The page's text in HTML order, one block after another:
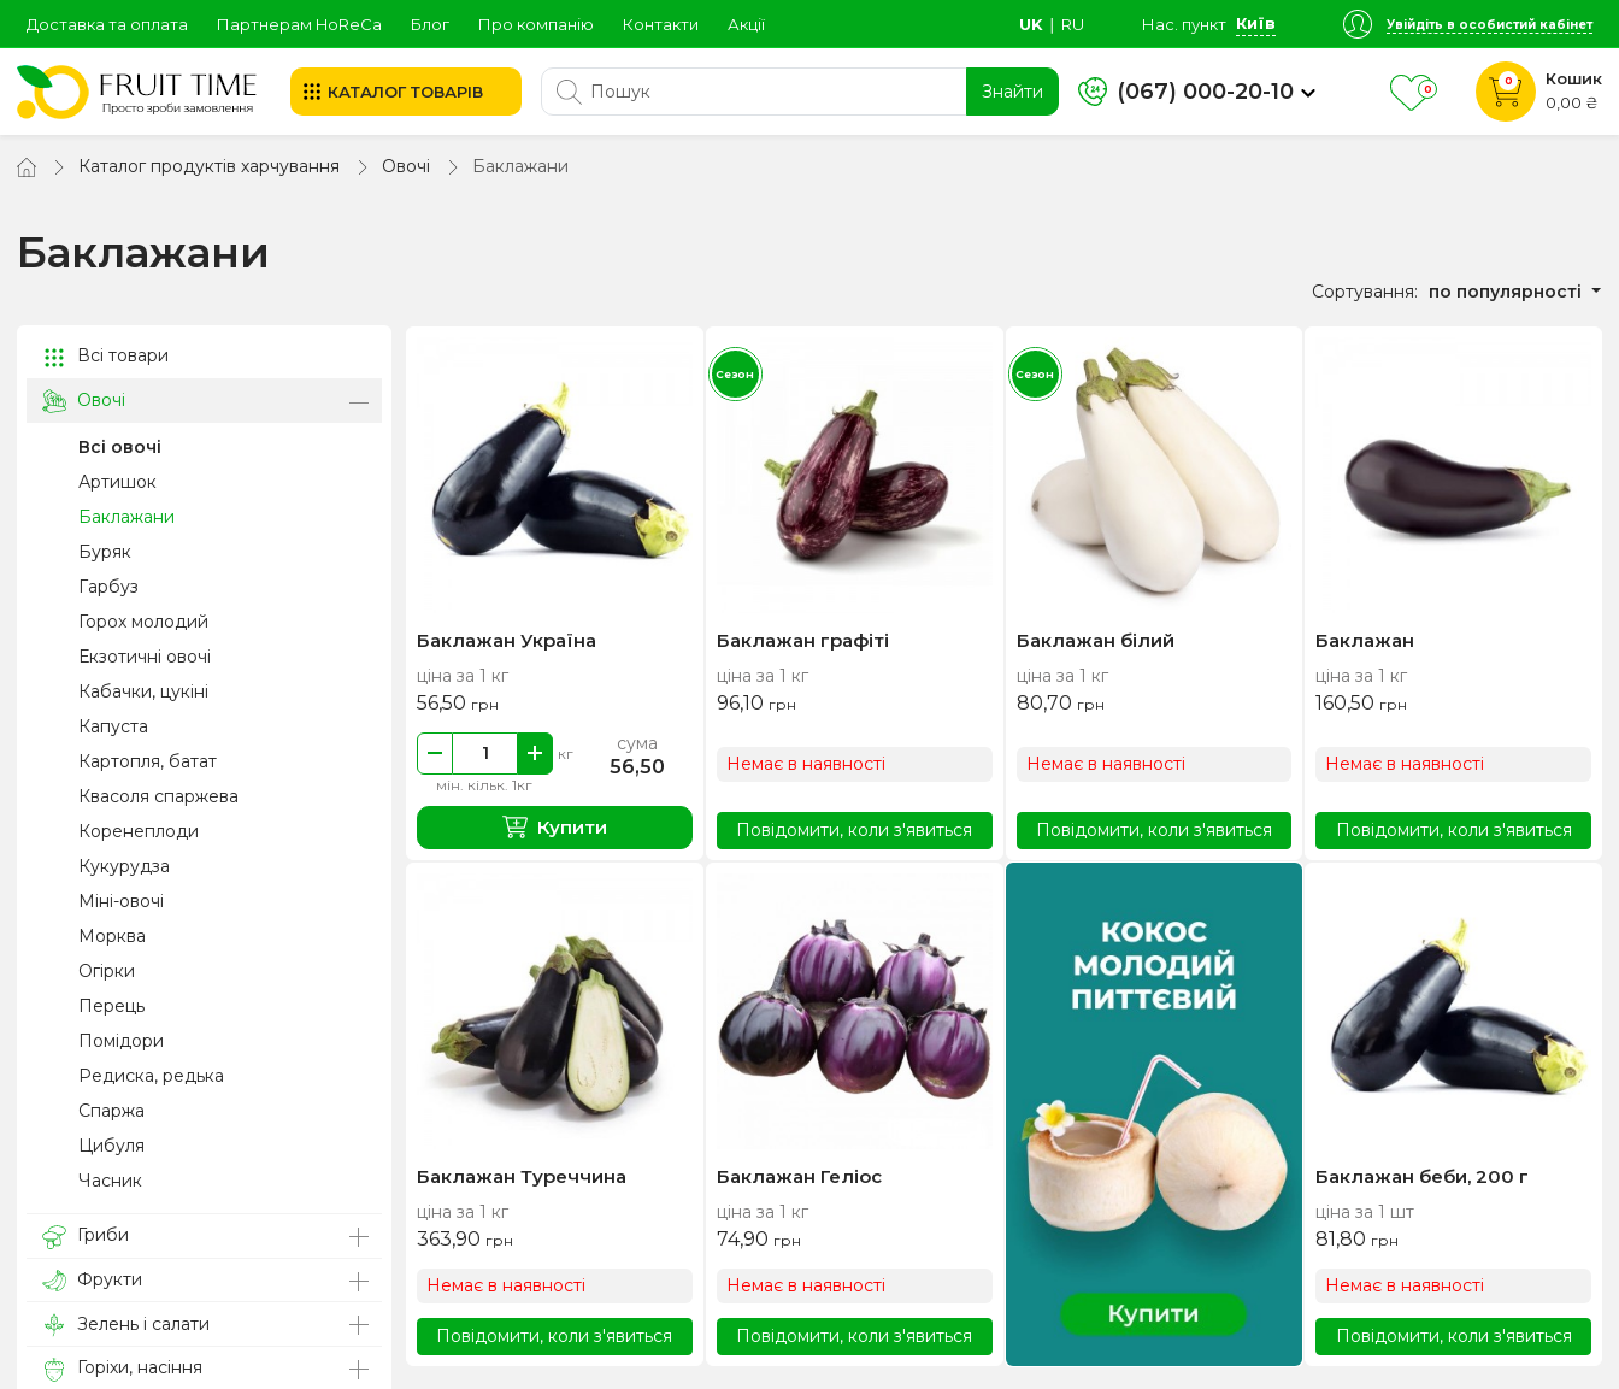
Доставка та оплата Партнерам HoReCa Блог Про компанію Контакти Акції UK ∣ RU Нас. пункт Київ Увійдіть в особистий кабінет
КАТАЛОГ ТОВАРІВ Знайти (067) 000-20-10 0
0
Кошик
0,00 ₴
Каталог продуктів харчування Овочі Баклажани
Баклажани
Сортування: по популярності
Всі товари
Овочі
Всі овочі
Артишок
Баклажани
Буряк
Гарбуз
Горох молодий
Екзотичні овочі
Кабачки, цукіні
Капуста
Картопля, батат
Квасоля спаржева
Коренеплоди
Кукурудза
Міні-овочі
Морква
Огірки
Перець
Помідори
Редиска, редька
Спаржа
Цибуля
Часник
Гриби
Фрукти
Зелень і салати
Горіхи, насіння
Баклажан Україна
ціна за 1 кг
56,50 грн
мін. кільк. 1кг
кг сума
56,50
Купити
Баклажан графіті
ціна за 1 кг
96,10 грн
Немає в наявності
Повідомити, коли з'явиться
Сезон
Баклажан білий
ціна за 1 кг
80,70 грн
Немає в наявності
Повідомити, коли з'явиться
Сезон
Баклажан
ціна за 1 кг
160,50 грн
Немає в наявності
Повідомити, коли з'явиться
Баклажан Туреччина
ціна за 1 кг
363,90 грн
Немає в наявності
Повідомити, коли з'явиться
Баклажан Геліос
ціна за 1 кг
74,90 грн
Немає в наявності
Повідомити, коли з'явиться
Баклажан беби, 200 г
ціна за 1 шт
81,80 грн
Немає в наявності
Повідомити, коли з'явиться